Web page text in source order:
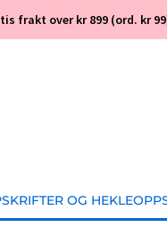
frakt over kr 899 (ord. kr
OG